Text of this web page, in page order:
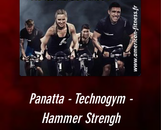
Panatta - Technogym -
Hammer Strengh